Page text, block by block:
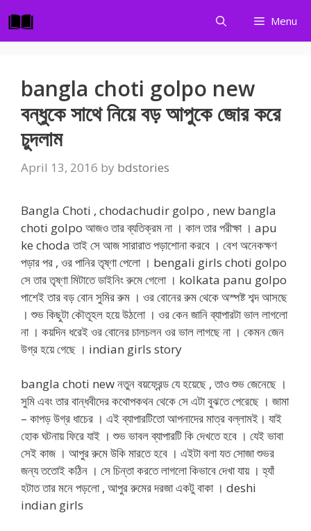
to
content
Menu
bangla choti golpo new
বন্ধুকে সাথে নিয়ে বড় আপুকে জোর করে
চুদলাম
April 13, 2016 by bdstories
Bangla Choti , chodachudir golpo , new bangla
choti golpo আজও তার ব্যতিক্রম না । কাল তার পরীক্ষা । apu
ke choda তাই সে আজ সারারাত পড়াশোনা করবে । বেশ অনেকক্ষণ
পড়ার পর , ওর পানির তৃষ্ণা পেলো । bengali girls choti golpo
সে তার তৃষ্ণা মিটাতে ডাইনিং রুমে গেলো । kolkata panu golpo
পাশেই তার বড় বোন সুমির রুম । ওর বোনের রুম থেকে অস্পষ্ট শব্দ আসছে
। শুভ কিছুটা কৌতূহল হয়ে উঠলো । ওর কেন জানি ব্যাপারটা ভাল লাগলো
না । কয়দিন ধরেই ওর বোনের চালচলন ওর ভাল লাগছে না । কেমন জেন
উগ্র হয়ে গেছে । indian girls story
bangla choti new নতুন বয়ফ্রেন্ড যে হয়েছে , তাও শুভ জেনেছে ।
সুমি এবং তার বান্ধবীদের কথোপকথন থেকে সে এটা বুঝতে পেরেছে । জামা
– কাপড় উগ্র ধাচের । এই ব্যাপারটিতো আপনাদের মাত্র বল্লামই। যাই
হোক ঘটনায় ফিরে যাই । শুভ ভাবল ব্যাপারটি কি দেখতে হবে । যেই ভাবা
সেই কাজ । আপুর রুমে উকি মারতে হবে । এইটা বলা যত সোজা শুভর
জন্য ততোই কঠিন । সে চিন্তা করতে লাগলো কিভাবে দেখা যায় । হ্যাঁ
হটাত তার মনে পড়লো , আপুর রুমের দরজা একটু বাকা । deshi
indian girls